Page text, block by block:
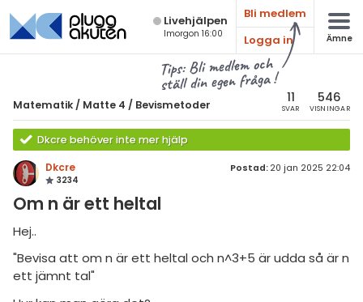
Live­hjälpen
Imorgon 16:00
Bli medlem
Logga in
Ämne
Tips: Bli medlem och
ställ din egen fråga !
Matematik / Matte 4 / Bevismetoder 11
SVAR
546
VISNINGAR
Dkcre behöver inte mer hjälp
Dkcre
3234
Postad: 20 jan 2025 22:04
Om n är ett heltal
Hej..
"Bevisa att om n är ett heltal och n^3+5 är udda så är n
ett jämnt tal"
Alla ämnen
Alla trådar
7
8
9
1
2
Matematik
Matte 4
Alla trådar
& Bygg